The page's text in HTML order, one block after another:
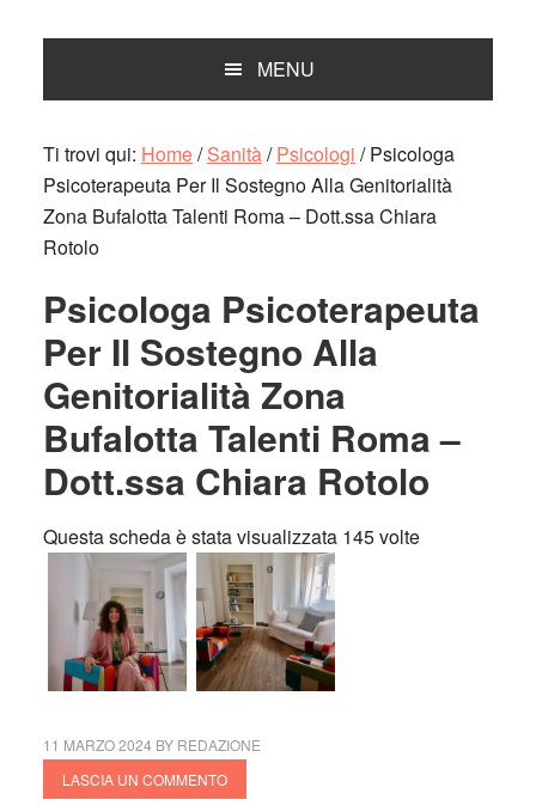
MENU
Ti trovi qui: Home/ Sanità/ Psicologi /Psicologa
Psicoterapeuta Per Il Sostegno Alla Genitorialità
Zona Bufalotta Talenti Roma – Dott.ssa Chiara
Rotolo
Psicologa Psicoterapeuta
Per Il Sostegno Alla
Genitorialità Zona
Bufalotta Talenti Roma –
Dott.ssa Chiara Rotolo
Questa scheda è stata visualizzata 145 volte
11 MARZO 2024 BY REDAZIONE
LASCIA UN COMMENTO